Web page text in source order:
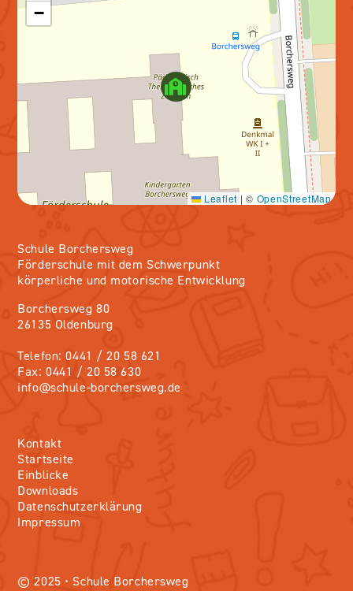
Schule Borchersweg
Förderschule mit dem Schwerpunkt
körperliche und motorische Entwicklung
Borchersweg 80
26135 Oldenburg
Telefon: 0441 / 20 58 621
Fax: 0441 / 20 58 630
info@schule-borchersweg.de
Kontakt
Startseite
Einblicke
Downloads
Datenschutzerklärung
Impressum
−
Leaflet | © OpenStreetMap
© 2025 • Schule Borchersweg